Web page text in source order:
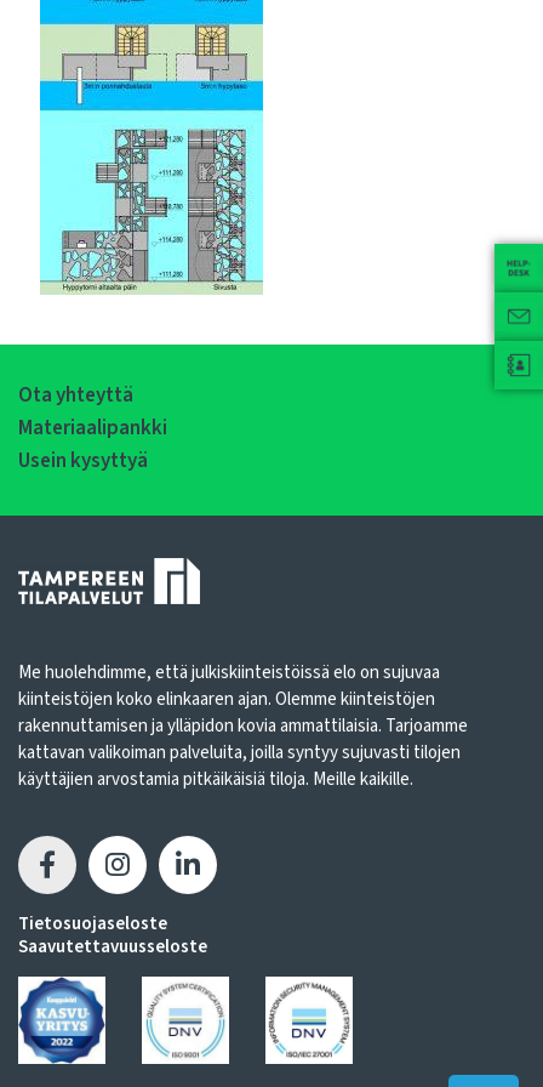
Ota yhteyttä
Materiaalipankki
Usein kysyttyä
Me huolehdimme, että julkiskiinteistöissä elo on sujuvaa
kiinteistöjen koko elinkaaren ajan. Olemme kiinteistöjen
rakennuttamisen ja ylläpidon kovia ammattilaisia. Tarjoamme
kattavan valikoiman palveluita, joilla syntyy sujuvasti tilojen
käyttäjien arvostamia pitkäikäisiä tiloja. Meille kaikille.
Tietosuojaseloste
Saavutettavuusseloste